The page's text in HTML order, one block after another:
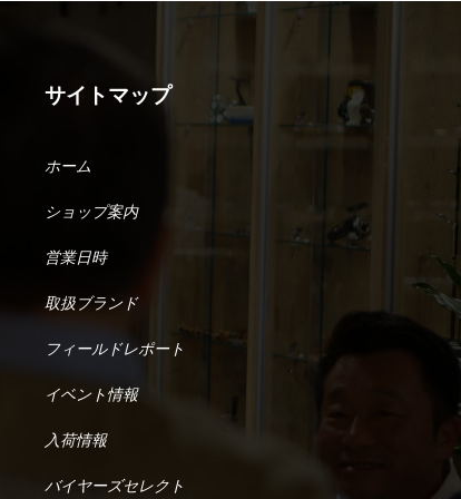
サイトマップ
ホーム
ショップ案内
営業日時
取扱ブランド
フィールドレポート
イベント情報
入荷情報
バイヤーズセレクト